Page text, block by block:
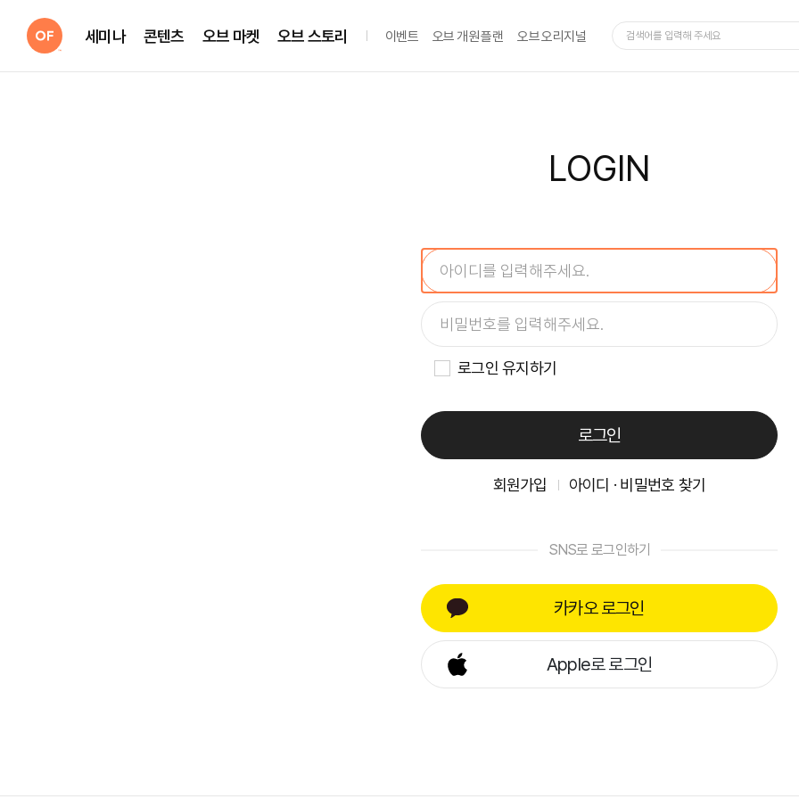
세미나 콘텐츠 오브 마켓 오브 스토리 이벤트 오브 개원 플랜 오브 오리지널
LOGIN
로그인 유지하기
로그인
회원가입 아이디 · 비밀번호 찾기
SNS로 로그인하기
카카오 로그인
Apple로 로그인